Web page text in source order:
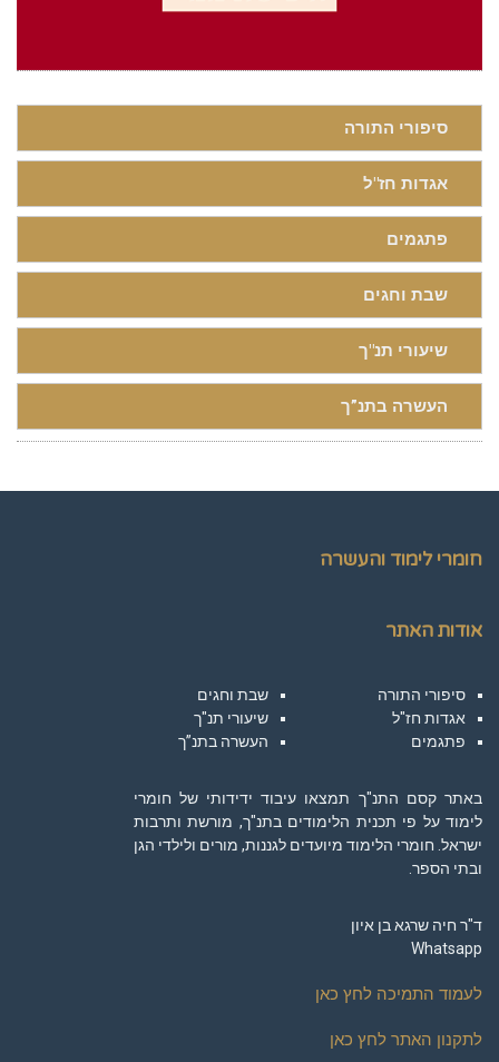
סיפורי התורה
אגדות חז"ל
פתגמים
שבת וחגים
שיעורי תנ"ך
העשרה בתנ”ך
חומרי לימוד והעשרה
אודות האתר
סיפורי התורה
אגדות חז"ל
פתגמים
שבת וחגים
שיעורי תנ"ך
העשרה בתנ”ך
באתר קסם התנ"ך תמצאו עיבוד ידידותי של חומרי
לימוד על פי תכנית הלימודים בתנ"ך, מורשת ותרבות
ישראל. חומרי הלימוד מיועדים לגננות, מורים ולילדי הגן
ובתי הספר.
ד"ר חיה שרגא בן איון
Whatsapp
לעמוד התמיכה לחץ כאן
לתקנון האתר לחץ כאן